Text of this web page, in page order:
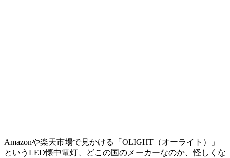
Amazonや楽天市場で見かける「OLIGHT（オーライト）」
というLED懐中電灯、どこの国のメーカーなのか、怪しくな